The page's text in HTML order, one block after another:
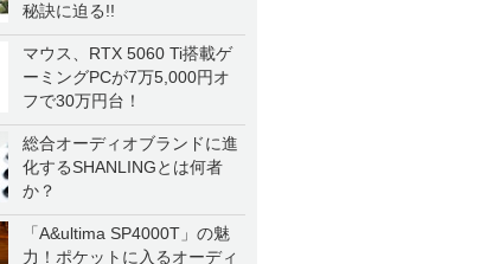
秘訣に迫る!!
マウス、RTX 5060 Ti搭載ゲ
ーミングPCが7万5,000円オ
フで30万円台！
総合オーディオブランドに進
化するSHANLINGとは何者
か？
「A&ultima SP4000T」の魅
力！ポケットに入るオーディ